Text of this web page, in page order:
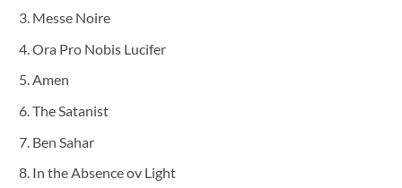
Messe Noire
Ora Pro Nobis Lucifer
Amen
The Satanist
Ben Sahar
In the Absence ov Light